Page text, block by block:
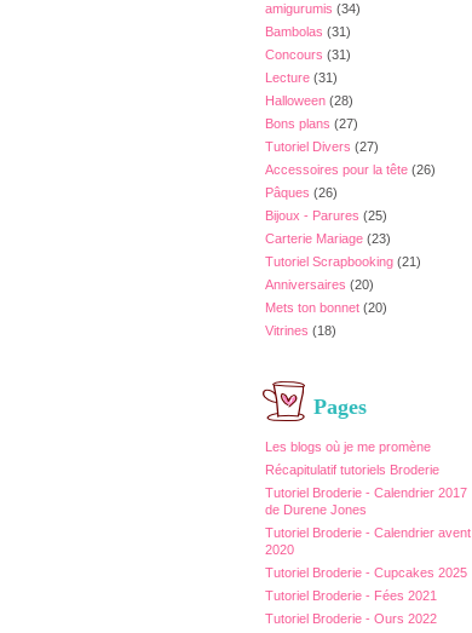
amigurumis (34)
Bambolas (31)
Concours (31)
Lecture (31)
Halloween (28)
Bons plans (27)
Tutoriel Divers (27)
Accessoires pour la tête (26)
Pâques (26)
Bijoux - Parures (25)
Carterie Mariage (23)
Tutoriel Scrapbooking (21)
Anniversaires (20)
Mets ton bonnet (20)
Vitrines (18)
Pages
Les blogs où je me promène
Récapitulatif tutoriels Broderie
Tutoriel Broderie - Calendrier 2017
de Durene Jones
Tutoriel Broderie - Calendrier avent
2020
Tutoriel Broderie - Cupcakes 2025
Tutoriel Broderie - Fées 2021
Tutoriel Broderie - Ours 2022